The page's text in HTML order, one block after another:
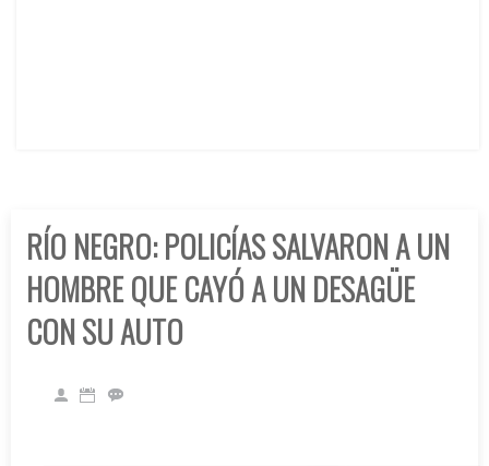
RÍO NEGRO: POLICÍAS SALVARON A UN
HOMBRE QUE CAYÓ A UN DESAGÜE
CON SU AUTO